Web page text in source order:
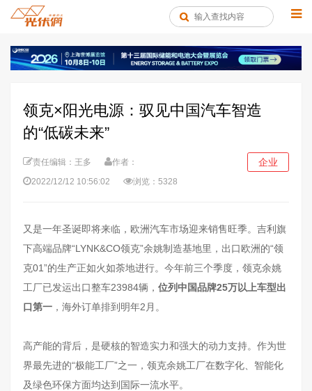
领克×阳光电源：驭见中国汽车智造
的“低碳未来”
责任编辑：王多
作者：
2022/12/12 10:56:02
浏览：5328
企业
又是一年圣诞即将来临，欧洲汽车市场迎来销售旺季。吉利旗
下高端品牌“LYNK&CO领克”余姚制造基地里，出口欧洲的“领
克01”的生产正如火如荼地进行。今年前三个季度，领克余姚
工厂已发运出口整车23984辆， 位列中国品牌25万以上车型出
口第一 ，海外订单排到明年2月。
高产能的背后，是硬核的智造实力和强大的动力支持。作为世
界最先进的“极能工厂”之一，领克余姚工厂在数字化、智能化
及绿色环保方面均达到国际一流水平。